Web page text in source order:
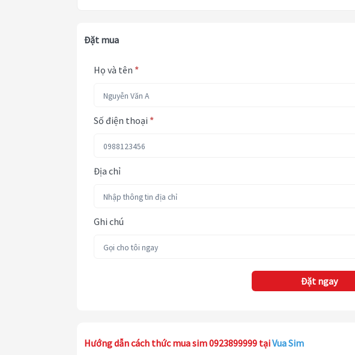
Đặt mua
Họ và tên *
Số điện thoại *
Địa chỉ
Ghi chú
Đặt ngay
Hướng dẫn cách thức mua sim 0923899999 tạiVua Sim